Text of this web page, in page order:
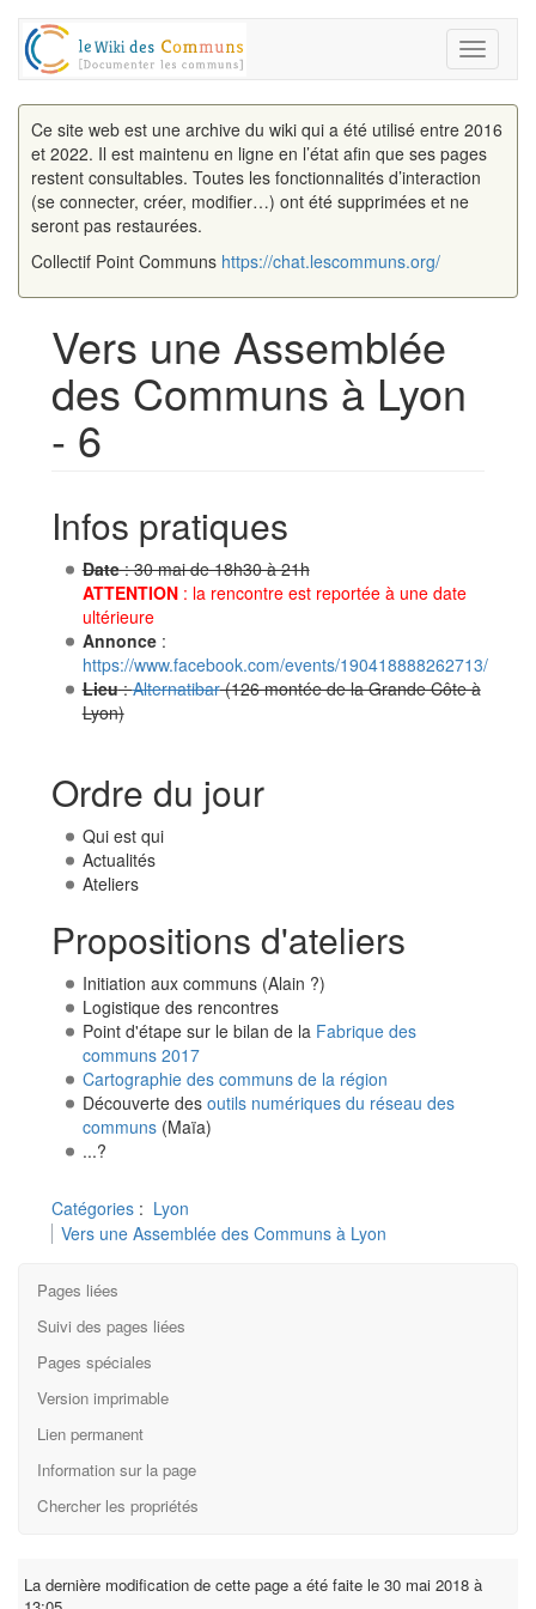
Toggle
Ce site web est une archive du wiki qui a été utilisé entre 2016
et 2022. Il est maintenu en ligne en l’état afin que ses pages
restent consultables. Toutes les fonctionnalités d’interaction
(se connecter, créer, modifier…) ont été supprimées et ne
seront pas restaurées.
Collectif Point Communs https://chat.lescommuns.org/
Vers une Assemblée
des Communs à Lyon
- 6
Infos pratiques
Date: 30 mai de 18h30 à 21h
ATTENTION: la rencontre est reportée à une date
ultérieure
Annonce:
https://www.facebook.com/events/190418888262713/
Lieu:Alternatibar(126 montée de la Grande Côte à
Lyon)
Ordre du jour
Qui est qui
Actualités
Ateliers
Propositions d'ateliers
Initiation aux communs (Alain ?)
Logistique des rencontres
Point d'étape sur le bilan de la Fabrique des
communs 2017
Cartographie des communs de la région
Découverte des outils numériques du réseau des
communs(Maïa)
...?
Catégories : Lyon
Vers une Assemblée des Communs à Lyon
Pages liées
Suivi des pages liées
Pages spéciales
Version imprimable
Lien permanent
Information sur la page
Chercher les propriétés
La dernière modification de cette page a été faite le 30 mai 2018 à